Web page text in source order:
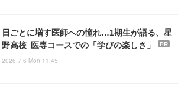
日ごとに増す医師への憧れ…1期生が語る、星
野高校 医専コースでの「学びの楽しさ」
PR
2026.7.6 Mon 11:45